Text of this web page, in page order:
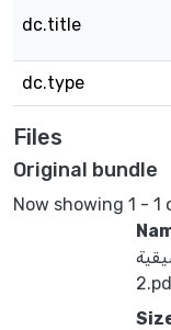
dc.title
dc.type
Files
Original bundle
Now showing 1 - 1